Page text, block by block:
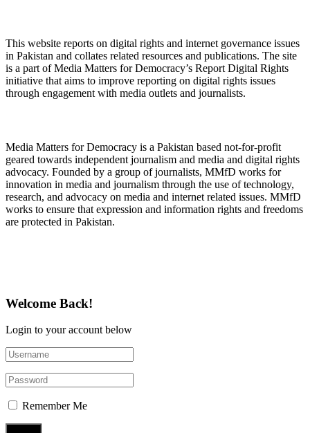
This website reports on digital rights and internet governance issues
in Pakistan and collates related resources and publications. The site
is a part of Media Matters for Democracy’s Report Digital Rights
initiative that aims to improve reporting on digital rights issues
through engagement with media outlets and journalists.
Media Matters for Democracy is a Pakistan based not-for-profit
geared towards independent journalism and media and digital rights
advocacy. Founded by a group of journalists, MMfD works for
innovation in media and journalism through the use of technology,
research, and advocacy on media and internet related issues. MMfD
works to ensure that expression and information rights and freedoms
are protected in Pakistan.
Welcome Back!
Login to your account below
Remember Me